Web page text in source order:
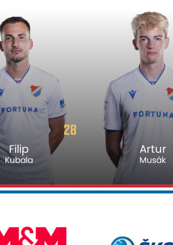
28
Filip
Kubala
Artur
Musák